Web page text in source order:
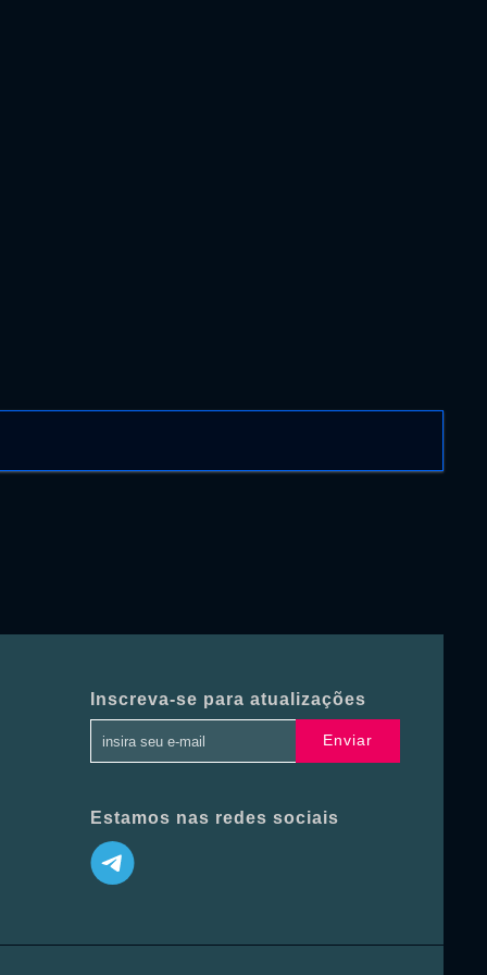
Inscreva-se para atualizações
Enviar
Estamos nas redes sociais